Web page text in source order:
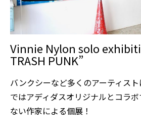
Vinnie Nylon solo
TRASH PUNK”
バンクシーなど多くのアーティス
ではアディダスオリジナルとコラ
ない作家による個展！